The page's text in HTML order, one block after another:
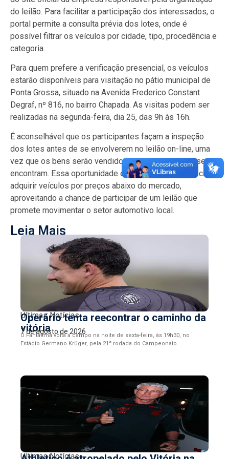
do leilão. Para facilitar a participação dos interessados, o
portal permite a consulta prévia dos lotes, onde é
possível filtrar os veículos por cidade, tipo, procedência e
categoria.
Para quem prefere a verificação presencial, os veículos
estarão disponíveis para visitação no pátio municipal de
Ponta Grossa, situado na Avenida Frederico Constant
Degraf, nº 816, no bairro Chapada. As visitas podem ser
realizadas na segunda-feira, dia 25, das 9h às 16h.
É aconselhável que os participantes façam a inspeção
dos lotes antes de se envolverem no leilão on-line, uma
vez que os bens serão vendidos no estado em que se
encontram. Essa oportunidade é ideal para quem busca
adquirir veículos por preços abaixo do mercado,
aproveitando a chance de participar de um leilão que
promete movimentar o setor automotivo local.
Leia Mais
Últimas Notícias
Operário tenta reecontrar o caminho da
vitória
7 de agosto de 2026
O Fantasma volta a campo na noite de sexta-feira, às 19h30, no
Estádio Germano Krüger, pela 21ª rodada do Campeonato...
Últimas Notícias